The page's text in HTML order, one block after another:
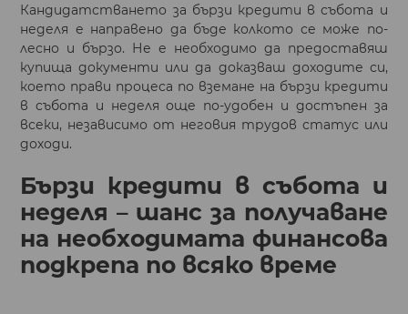
Кандидатстването за бързи кредити в събота и
неделя е направено да бъде колкото се може по-
лесно и бързо. Не е необходимо да предоставяш
купища документи или да доказваш доходите си,
което прави процеса по вземане на бързи кредити
в събота и неделя още по-удобен и достъпен за
всеки, независимо от неговия трудов статус или
доходи.
Бързи кредити в събота и
неделя – шанс за получаване
на необходимата финансова
подкрепа по всяко време